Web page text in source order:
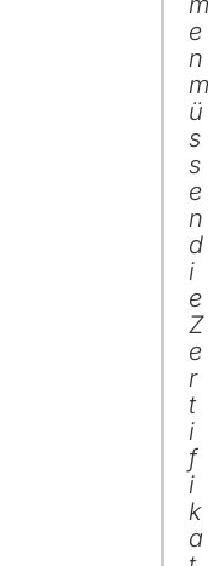
e
n
m
ü
s
s
e
n
d
i
e
Z
e
r
t
i
f
i
k
a